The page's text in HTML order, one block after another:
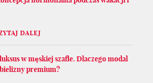
DALEJ
w męskiej szafie. Dlaczego modal
premium?